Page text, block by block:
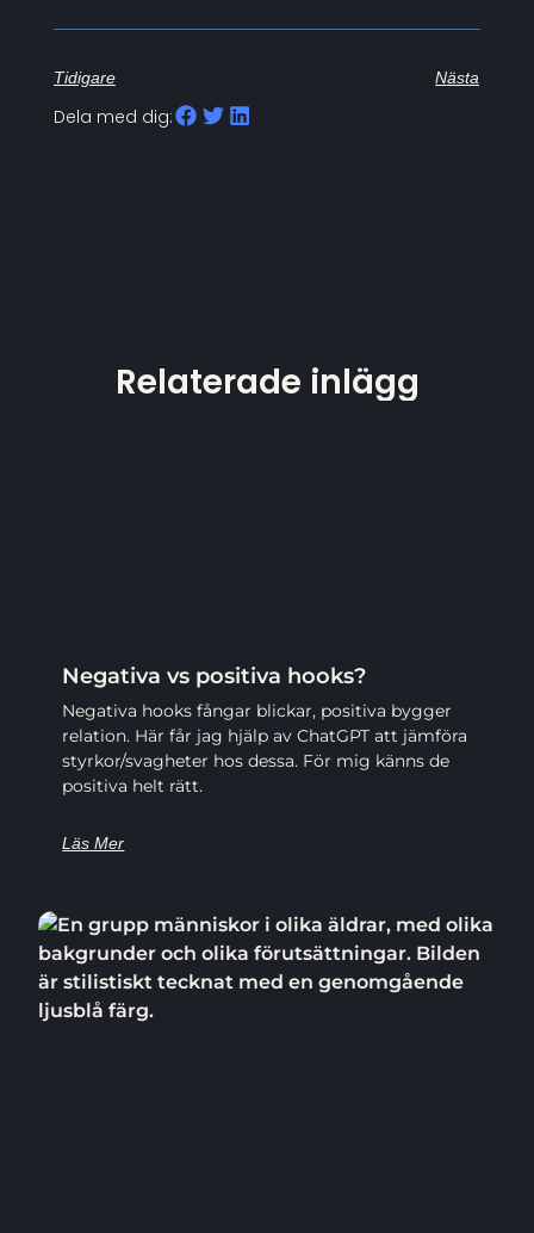
Tidigare Nästa
Dela med dig:
Relaterade inlägg
Negativa vs positiva hooks?
Negativa hooks fångar blickar, positiva bygger
relation. Här får jag hjälp av ChatGPT att jämföra
styrkor/svagheter hos dessa. För mig känns de
positiva helt rätt.
Läs Mer